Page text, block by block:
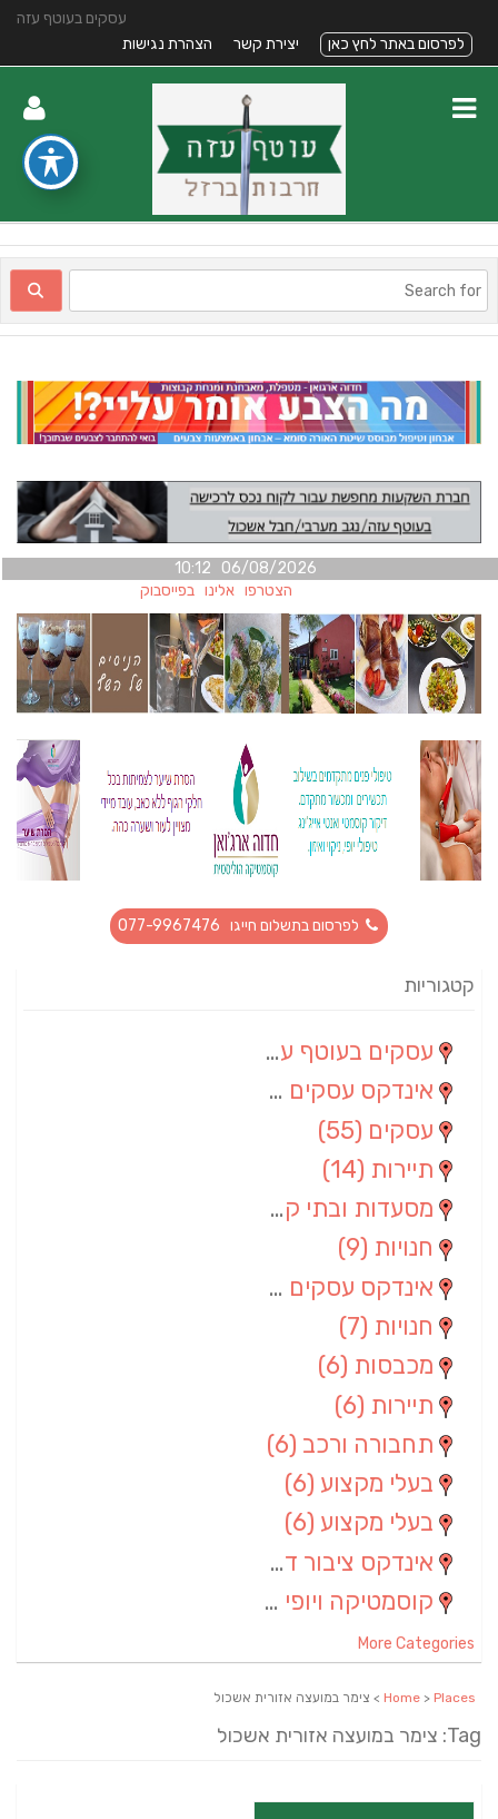
עסקים בעוטף עזה
לפרסום באתר לחץ כאן
יצירת קשר הצהרת נגישות
06/08/2026 10:12
הצטרפו אלינו בפייסבוק
לפרסום בתשלום חייגו 077-9967476
קטגוריות
עסקים בעוטף עזה
אינדקס עסקים מרחבי
עסקים (55)
תיירות (14)
מסעדות ובתי קפה
חנויות (9)
אינדקס עסקים ארצי
חנויות (7)
מכבסות (6)
תיירות (6)
תחבורה ורכב (6)
בעלי מקצוע (6)
בעלי מקצוע (6)
אינדקס ציבור דתי
קוסמטיקה ויופי (4)
More Categories
Home > Places > צימר במועצה אזורית אשכול
Tag: צימר במועצה אזורית אשכול